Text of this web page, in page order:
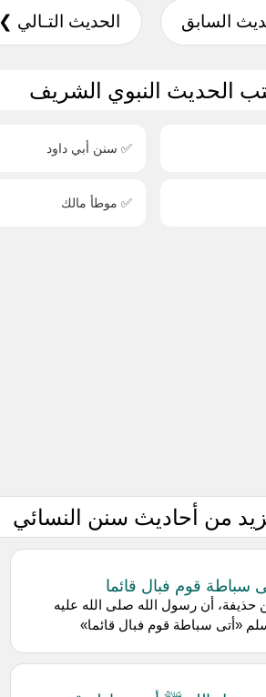
السابق الحديث التـالي ❯
الحديث النبوي الشريف
✅ سنن أبي داود
✅ موطأ مالك
من أحاديث سنن النسائي
سباطة قوم فبال قائما
حذيفة، أن رسول الله صلى الله عليه
«أتى سباطة قوم فبال قائما»